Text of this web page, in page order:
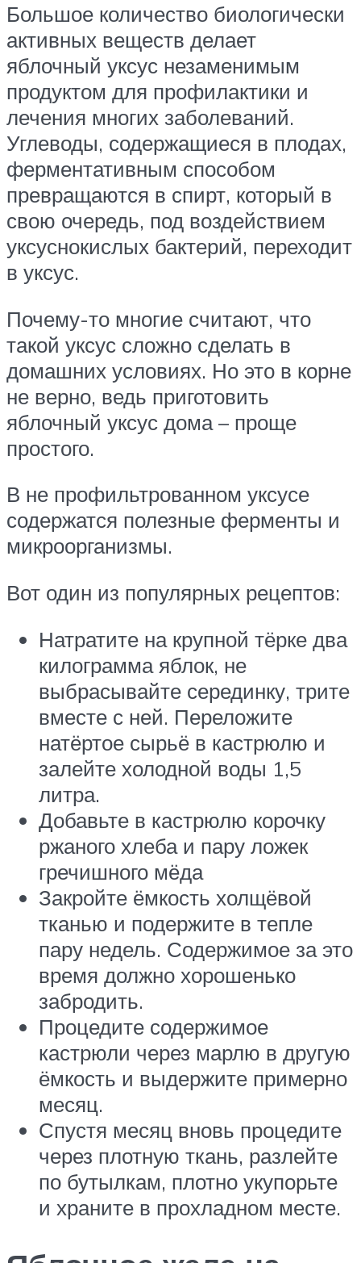
Большое количество биологически
активных веществ делает
яблочный уксус незаменимым
продуктом для профилактики и
лечения многих заболеваний.
Углеводы, содержащиеся в плодах,
ферментативным способом
превращаются в спирт, который в
свою очередь, под воздействием
уксуснокислых бактерий, переходит
в уксус.
Почему-то многие считают, что
такой уксус сложно сделать в
домашних условиях. Но это в корне
не верно, ведь приготовить
яблочный уксус дома – проще
простого.
В не профильтрованном уксусе
содержатся полезные ферменты и
микроорганизмы.
Вот один из популярных рецептов:
Натратите на крупной тёрке два
килограмма яблок, не
выбрасывайте серединку, трите
вместе с ней. Переложите
натёртое сырьё в кастрюлю и
залейте холодной воды 1,5
литра.
Добавьте в кастрюлю корочку
ржаного хлеба и пару ложек
гречишного мёда
Закройте ёмкость холщёвой
тканью и подержите в тепле
пару недель. Содержимое за это
время должно хорошенько
забродить.
Процедите содержимое
кастрюли через марлю в другую
ёмкость и выдержите примерно
месяц.
Спустя месяц вновь процедите
через плотную ткань, разлейте
по бутылкам, плотно укупорьте
и храните в прохладном месте.